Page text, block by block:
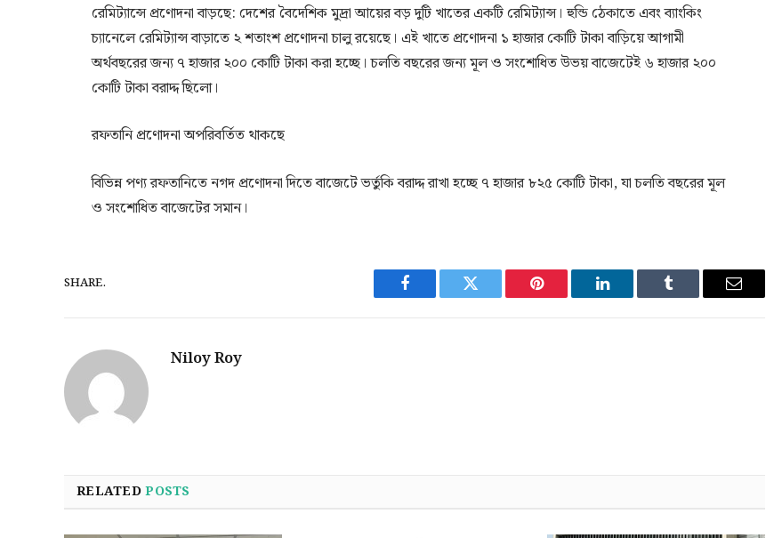
রেমিট্যান্সে প্রণোদনা বাড়ছে: দেশের বৈদেশিক মুদ্রা আয়ের বড় দুটি খাতের একটি রেমিট্যান্স। হুন্ডি ঠেকাতে এবং ব্যাংকিং
চ্যানেলে রেমিট্যান্স বাড়াতে ২ শতাংশ প্রণোদনা চালু রয়েছে। এই খাতে প্রণোদনা ১ হাজার কোটি টাকা বাড়িয়ে আগামী
অর্থবছরের জন্য ৭ হাজার ২০০ কোটি টাকা করা হচ্ছে। চলতি বছরের জন্য মূল ও সংশোধিত উভয় বাজেটেই ৬ হাজার ২০০
কোটি টাকা বরাদ্দ ছিলো।
রফতানি প্রণোদনা অপরিবর্তিত থাকছে
বিভিন্ন পণ্য রফতানিতে নগদ প্রণোদনা দিতে বাজেটে ভর্তুকি বরাদ্দ রাখা হচ্ছে ৭ হাজার ৮২৫ কোটি টাকা, যা চলতি বছরের মূল
ও সংশোধিত বাজেটের সমান।
SHARE.
Facebook Twitter Pinterest LinkedIn Tumblr Email
Niloy Roy
RELATEDPOSTS